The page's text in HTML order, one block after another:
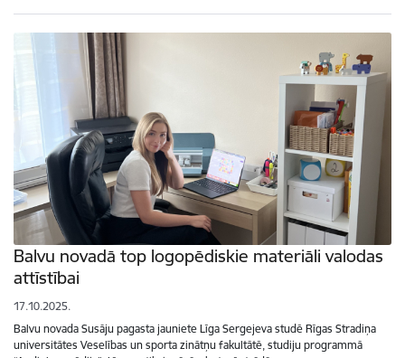
Balvu novadā top logopēdiskie materiāli valodas
attīstībai
17.10.2025.
Balvu novada Susāju pagasta jauniete Līga Sergejeva studē Rīgas Stradiņa
universitātes Veselības un sporta zinātņu fakultātē, studiju programmā